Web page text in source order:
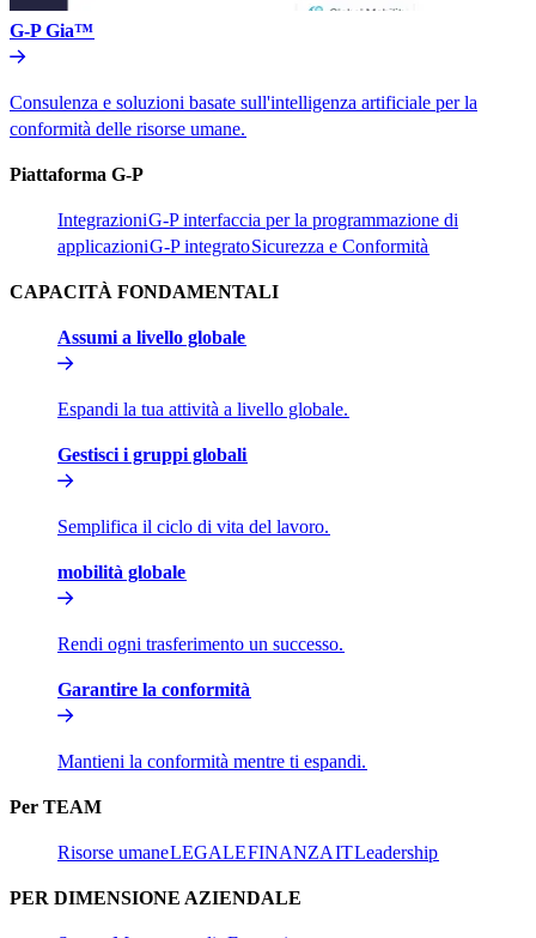
G-P Gia™​​
Consulenza e soluzioni basate sull'intelligenza artificiale per la
conformità delle risorse umane.​​
Piattaforma G-P​​
Integrazioni​​G-P interfaccia per la programmazione di
applicazioni​​G-P integrato​​Sicurezza e Conformità​​
CAPACITÀ FONDAMENTALI​​
Assumi a livello globale​​
Espandi la tua attività a livello globale.​​
Gestisci i gruppi globali​​
Semplifica il ciclo di vita del lavoro.​​
mobilità globale​​
Rendi ogni trasferimento un successo.​​
Garantire la conformità​​
Mantieni la conformità mentre ti espandi.​​
Per TEAM​​
Risorse umane​​LEGALE​​FINANZA​​IT​​Leadership​​
PER DIMENSIONE AZIENDALE​​